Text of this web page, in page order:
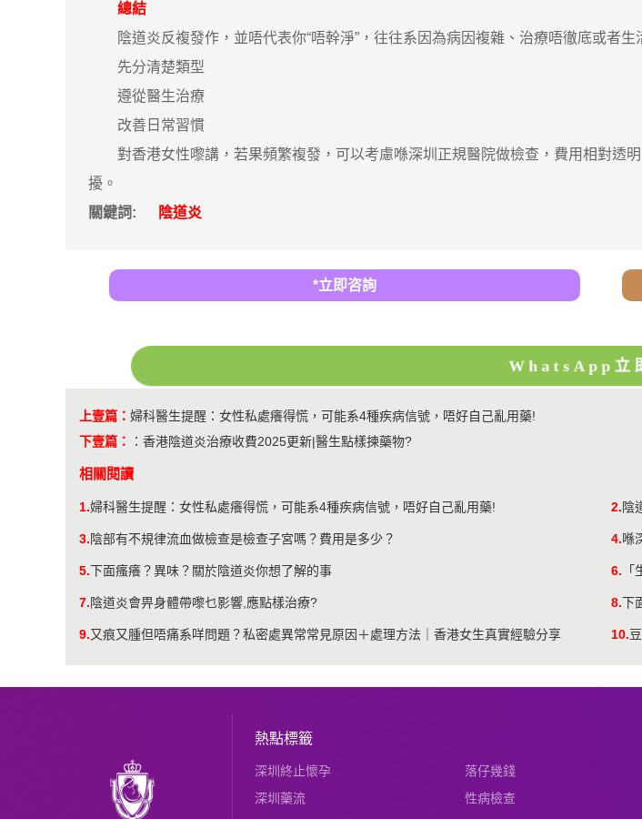
總結
陰道炎反複發作，並唔代表你“唔幹淨”，往往系因為病因複雜、治療唔徹底或者生
先分清楚類型
遵從醫生治療
改善日常習慣
對香港女性嚟講，若果頻繁複發，可以考慮喺深圳正規醫院做檢查，費用相對透
擾。
關鍵詞:
陰道炎
*立即咨詢
WhatsApp立
上壹篇： 婦科醫生提醒：女性私處癢得慌，可能系4種疾病信號，唔好自己亂用藥!
下壹篇：
： 香港陰道炎治療收費2025更新|醫生點樣揀藥物?
相關閱讀
1.婦科醫生提醒：女性私處癢得慌，可能系4種疾病信號，唔好自己亂用藥! 2.陰
3.陰部有不規律流血做檢查是檢查子宮嗎？費用是多少？ 4.喺
5.下面瘙癢？異味？關於陰道炎你想了解的事 6.
7.陰道炎會畀身體帶嚟乜影響,應點樣治療? 8.下
9.又痕又腫但唔痛系咩問題？私密處異常常見原因＋處理方法｜香港女生真實經驗分享 10.
熱點標籤
深圳終止懷孕
落仔幾錢
深圳藥流
性病檢查